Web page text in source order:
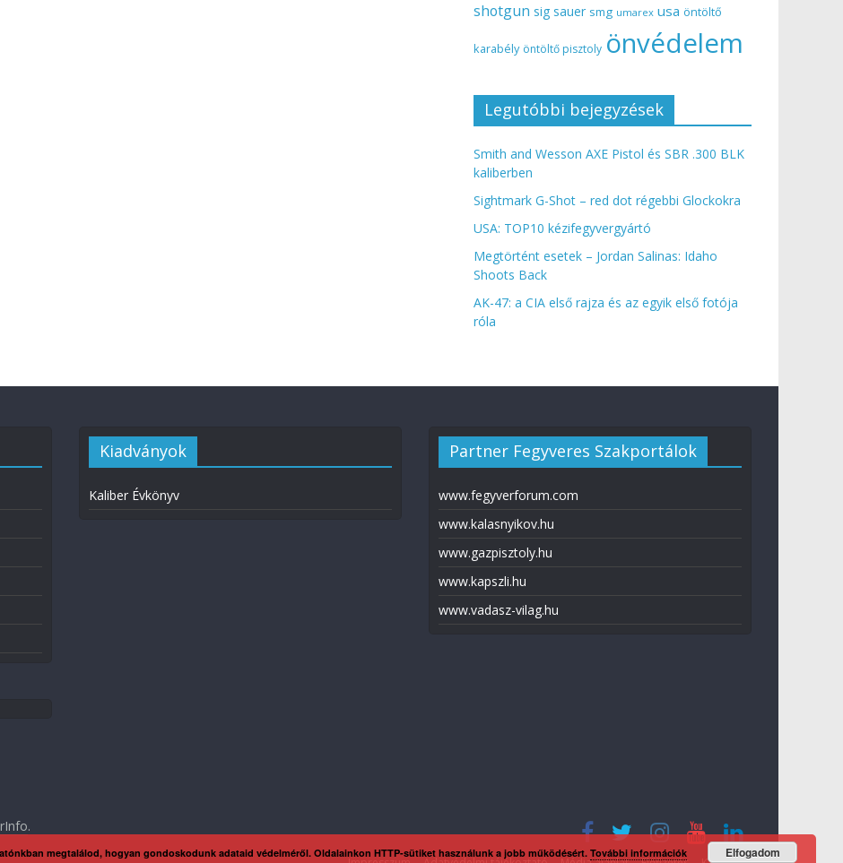
shotgun sig sauer smg umarex usa öntöltő
karabély öntöltő pisztoly önvédelem
Legutóbbi bejegyzések
Smith and Wesson AXE Pistol és SBR .300 BLK
kaliberben
Sightmark G-Shot – red dot régebbi Glockokra
USA: TOP10 kézifegyvergyártó
Megtörtént esetek – Jordan Salinas: Idaho
Shoots Back
AK-47: a CIA első rajza és az egyik első fotója
róla
Kiadványok
Kaliber Évkönyv
Partner Fegyveres Szakportálok
www.fegyverforum.com
www.kalasnyikov.hu
www.gazpisztoly.hu
www.kapszli.hu
www.vadasz-vilag.hu
.
megtalálod, hogyan gondoskodunk adataid védelméről. Oldalainkon HTTP-sütiket használunk a jobb működésért. További információk Elfogadom